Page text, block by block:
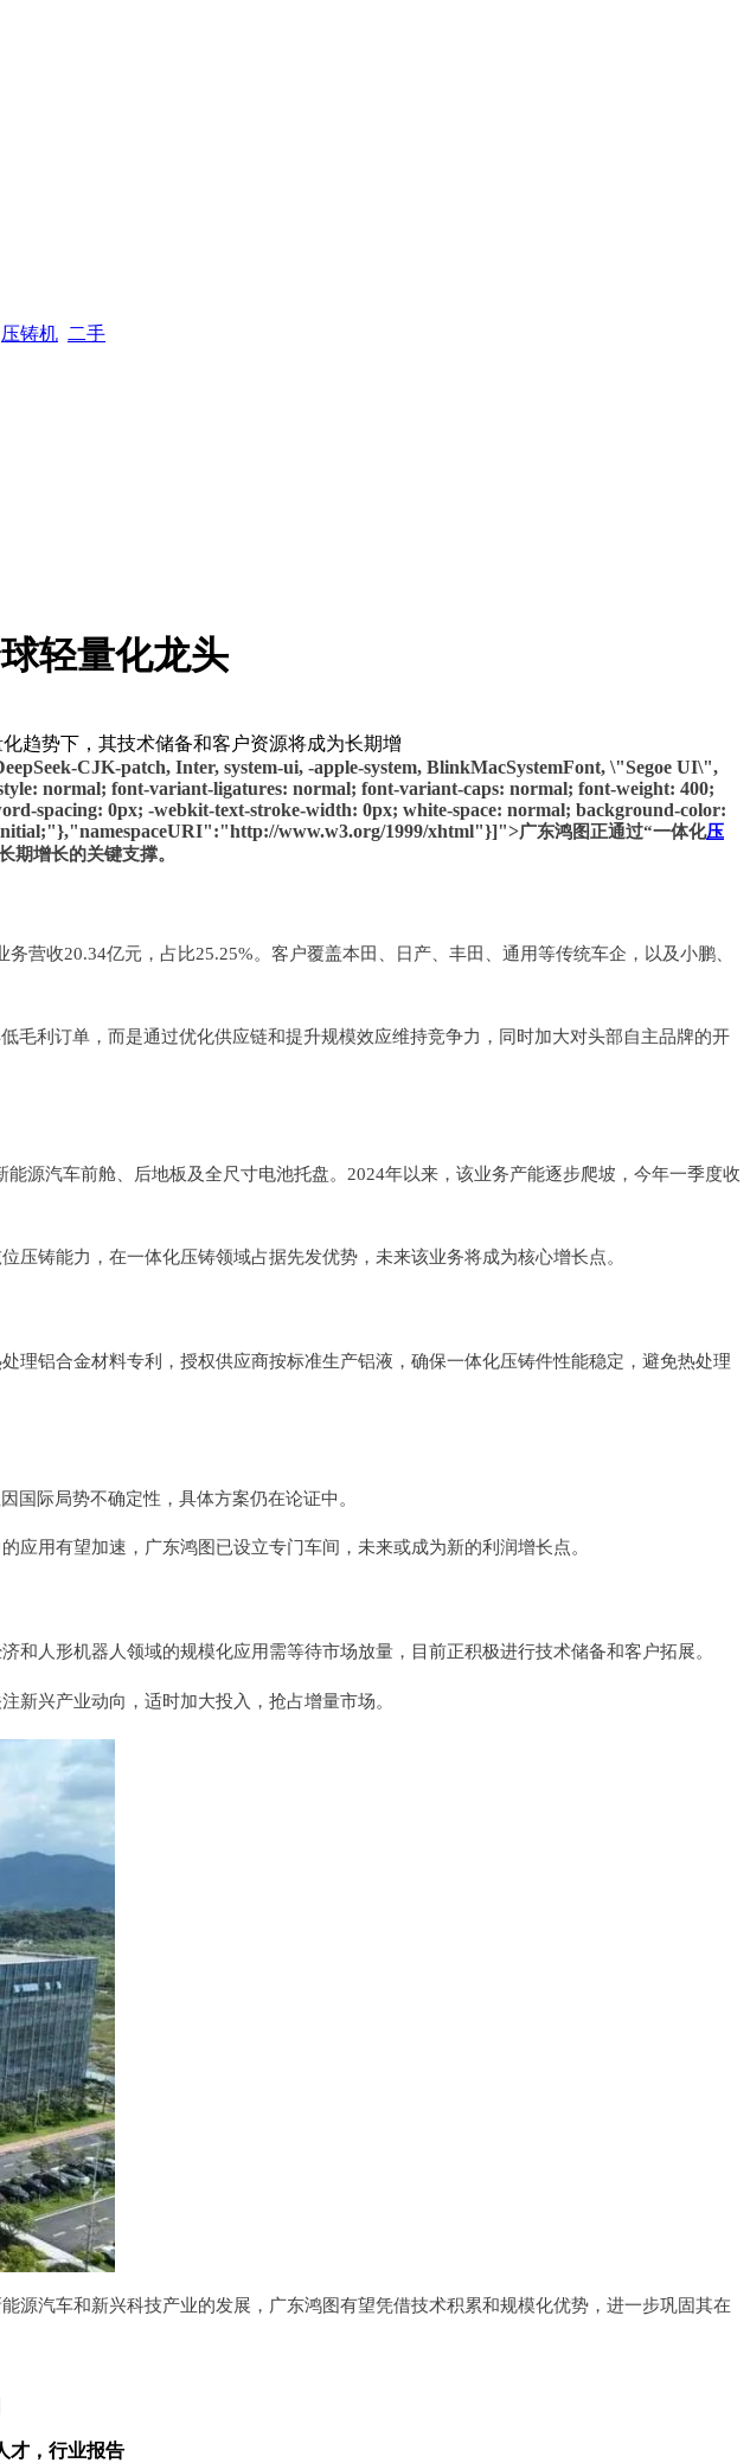
压铸机 二手
轻量化龙头
趋势下，其技术储备和客户资源将成为长期增
CJK-patch, Inter, system-ui, -apple-system, BlinkMacSystemFont, \"Segoe UI\",
normal; font-variant-ligatures: normal; font-variant-caps: normal; font-weight: 400;
spacing: 0px; -webkit-text-stroke-width: 0px; white-space: normal; background-color:
initial;"},"namespaceURI":"http://www.w3.org/1999/xhtml"}]">广东鸿图正通过“一体化压
期增长的关键支撑。
营收20.34亿元，占比25.25%。客户覆盖本田、日产、丰田、通用等传统车企，以及小鹏、
毛利订单，而是通过优化供应链和提升规模效应维持竞争力，同时加大对头部自主品牌的开
源汽车前舱、后地板及全尺寸电池托盘。2024年以来，该业务产能逐步爬坡，今年一季度收
铸能力，在一体化压铸领域占据先发优势，未来该业务将成为核心增长点。
铝合金材料专利，授权供应商按标准生产铝液，确保一体化压铸件性能稳定，避免热处理
国际局势不确定性，具体方案仍在论证中。
用有望加速，广东鸿图已设立专门车间，未来或成为新的利润增长点。
人形机器人领域的规模化应用需等待市场放量，目前正积极进行技术储备和客户拓展。
新兴产业动向，适时加大投入，抢占增量市场。
汽车和新兴科技产业的发展，广东鸿图有望凭借技术积累和规模化优势，进一步巩固其在
才，行业报告